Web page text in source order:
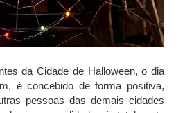
da Cidade de Halloween, o dia
é concebido de forma positiva,
pessoas das demais cidades